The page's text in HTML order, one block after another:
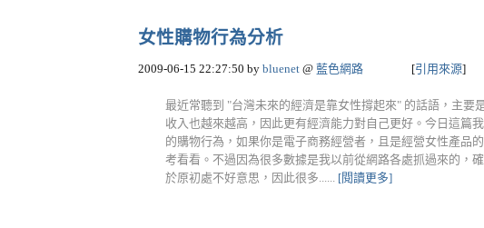
女性購物行為分析
2009-06-15 22:27:50 by bluenet @ 藍色網路 [引用來源]
最近常聽到 "台灣未來的經濟是靠女性撐起來" 的話語，主要
收入也越來越高，因此更有經濟能力對自己更好。今日這篇
的購物行為，如果你是電子商務經營者，且是經營女性產品
考看看。不過因為很多數據是我以前從網路各處抓過來的，
於原初處不好意思，因此很多...... [閱讀更多]